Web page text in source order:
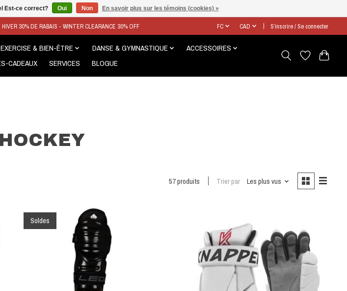
30% DE RABAIS - WINTER CLEARANCE 30% OFF FC CAD S’inscrire / Se connecter
EXERCISE & BIEN-ÊTRE DANSE & GYMNASTIQUE
ACCESSOIRES
CADEAUX SERVICES BLOGUE
57 produits Trier par Les plus vus
Soldes
Est-ce correct? Oui Non En savoir plus sur les témoins (cookies) »